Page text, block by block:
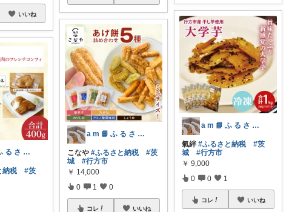
いいね
a m 📘 ふ る さ と 納 税 本
納税
#茨
a m 📘 ふ る さ と 納 税 本
こなや#ふるさと納税
#茨
城
#行方市
￥ 14,000
0 1 0
コレ いいね
a m 📘 ふ る さ と 納 税 本
氣絆#ふるさと納税
#茨
城
#行方市
￥ 9,000
0 0 1
コレ いいね